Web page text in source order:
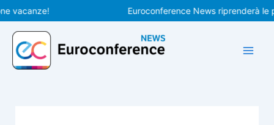
Vai
al
contenuto
Euroconference News riprenderà le